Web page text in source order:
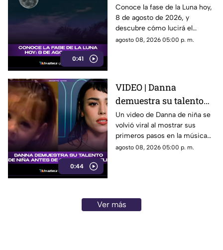
0:41
etapa lunar estará esta
noche?
Conoce la fase de la Luna hoy,
8 de agosto de 2026, y
descubre cómo lucirá el
satélite natural durante esta
agosto 08, 2026 05:00 p. m.
0:44
VIDEO | Danna
demuestra su talento
desde niña antes de su
colaboración con
Belinda.
Un video de Danna de niña se
volvió viral al mostrar sus
primeros pasos en la música
antes de su colaboración con
agosto 08, 2026 05:00 p. m.
Ver más